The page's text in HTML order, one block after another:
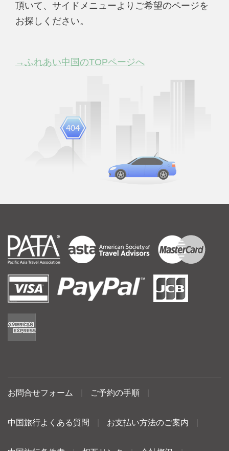
頂いて、サイドメニューよりご希望のページを
お探しください。
→ふれあい中国のTOPページへ
お問合せフォーム ご予約の手順
中国旅行よくある質問 お支払い方法のご案内